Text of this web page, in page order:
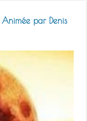
par Denis